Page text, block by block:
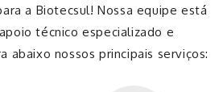
a Biotecsul! Nossa equipe está
técnico especializado e
abaixo nossos principais serviços: